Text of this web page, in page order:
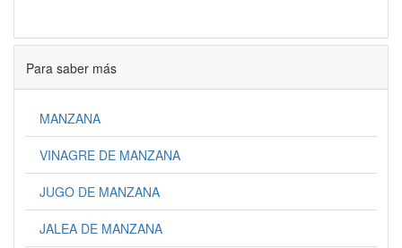
Para saber más
MANZANA
VINAGRE DE MANZANA
JUGO DE MANZANA
JALEA DE MANZANA